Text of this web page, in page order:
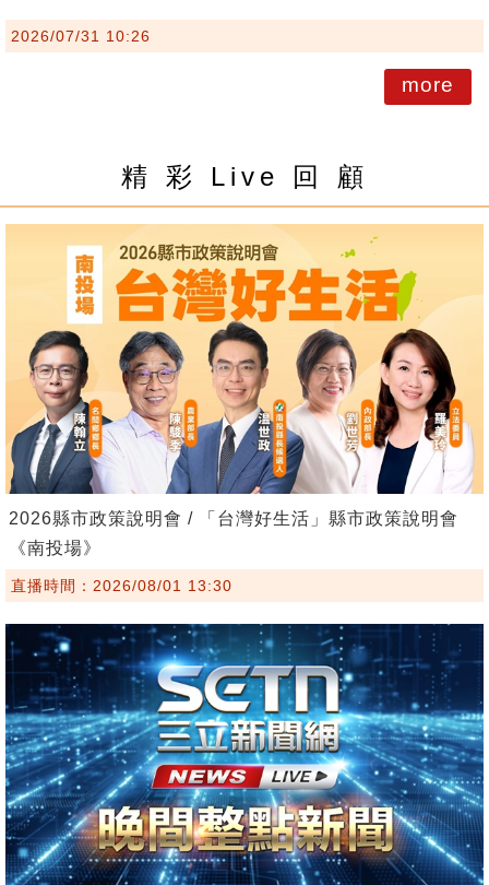
2026/07/31 10:26
more
精 彩 Live 回 顧
2026縣市政策說明會 / 「台灣好生活」縣市政策說明會
《南投場》
直播時間：2026/08/01 13:30